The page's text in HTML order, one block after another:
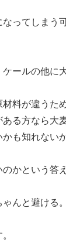
ってしまう
ールの他に
料が違うため
る方なら大
も知れない
かという答
んと避ける。